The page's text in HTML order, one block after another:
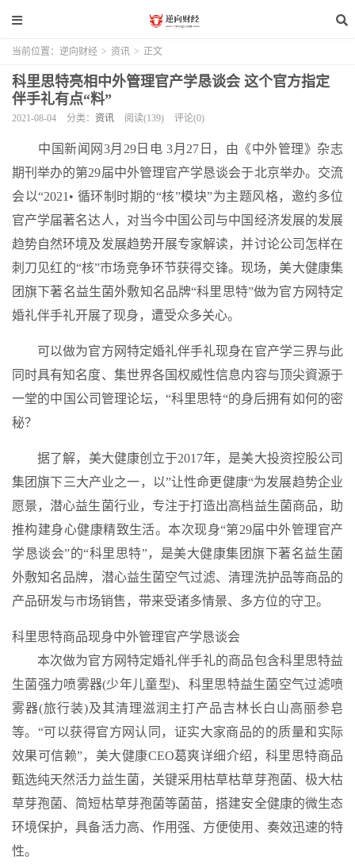
当前位置： 逆向财经 > 资讯 > 正文
科里思特亮相中外管理官产学恳谈会 这个官方指定
伴手礼有点“料”
2021-08-04 分类： 资讯 阅读(139) 评论(0)
中国新闻网3月29日电 3月27日，由《中外管理》杂志
期刊举办的第29届中外管理官产学恳谈会于北京举办。交流
会以“2021• 循环制时期的“核”模块”为主题风格，邀约多位
官产学届著名达人，对当今中国公司与中国经济发展的发展
趋势自然环境及发展趋势开展专家解读，并讨论公司怎样在
刺刀见红的“核”市场竞争环节获得交锋。现场，美大健康集
团旗下著名益生菌外敷知名品牌“科里思特”做为官方网特定
婚礼伴手礼开展了现身，遭受众多关心。
可以做为官方网特定婚礼伴手礼现身在官产学三界与此
同时具有知名度、集世界各国权威性信息内容与顶尖資源于
一堂的中国公司管理论坛，“科里思特“的身后拥有如何的密
秘？
据了解，美大健康创立于2017年，是美大投资控股公司
集团旗下三大产业之一，以”让性命更健康“为发展趋势企业
愿景，潜心益生菌行业，专注于打造出高档益生菌商品，助
推构建身心健康精致生活。本次现身“第29届中外管理官产
学恳谈会”的“科里思特”，是美大健康集团旗下著名益生菌
外敷知名品牌，潜心益生菌空气过滤、清理洗护品等商品的
产品研发与市场销售，带来受诸多情景、多方位的守卫。
科里思特商品现身中外管理官产学恳谈会
本次做为官方网特定婚礼伴手礼的商品包含科里思特益
生菌强力喷雾器(少年儿童型)、科里思特益生菌空气过滤喷
雾器(旅行装)及其清理滋润主打产品吉林长白山高丽参皂
等。“可以获得官方网认同，证实大家商品的的质量和实际
效果可信赖”，美大健康CEO葛爽详细介绍，科里思特商品
甄选纯天然活力益生菌，关键采用枯草枯草芽孢菌、极大枯
草芽孢菌、简短枯草芽孢菌等菌苗，搭建安全健康的微生态
环境保护，具备活力高、作用强、方便使用、奏效迅速的特
性。